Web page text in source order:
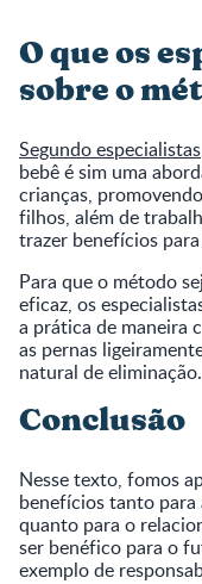
O que os
sobre o
Segundo especialistas
bebê é sim uma
crianças,
filhos, além de
trazer benefícios
Para que o método
eficaz, os
a prática de maneira
as pernas
natural de eliminação.
Conclusão
Nesse texto, fomos
benefícios tanto para
quanto para o
ser benéfico para o
exemplo de